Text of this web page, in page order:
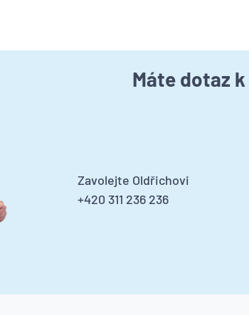
Máte dotaz
Zavolejte Oldřichovi
+420 311 236 236